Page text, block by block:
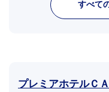
すべて
プレミアホテルＣ